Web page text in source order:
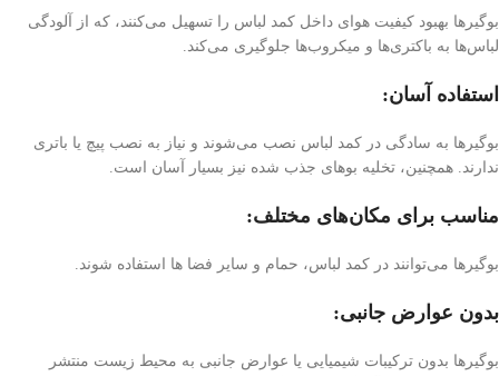
بوگیرها بهبود کیفیت هوای داخل کمد لباس را تسهیل می‌کنند، که از آلودگی
لباس‌ها به باکتری‌ها و میکروب‌ها جلوگیری می‌کند.
استفاده آسان:
بوگیرها به سادگی در کمد لباس نصب می‌شوند و نیاز به نصب پیچ یا باتری
ندارند. همچنین، تخلیه بوهای جذب شده نیز بسیار آسان است.
مناسب برای مکان‌های مختلف:
بوگیرها می‌توانند در کمد لباس، حمام و سایر فضا ها استفاده شوند.
بدون عوارض جانبی:
بوگیرها بدون ترکیبات شیمیایی یا عوارض جانبی به محیط زیست منتشر